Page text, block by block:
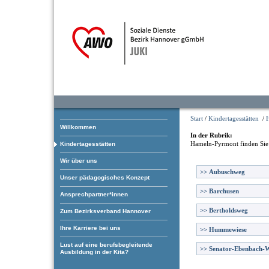
Willkommen
Kindertagesstätten
Wir über uns
Unser pädagogisches Konzept
Ansprechpartner*innen
Zum Bezirksverband Hannover
Ihre Karriere bei uns
Lust auf eine berufsbegleitende
Ausbildung in der Kita?
Start / Kindertagesstätten /
In der Rubrik:
Hameln-Pyrmont finden
>> Aubuschweg
>> Barchusen
>> Bertholdsweg
>> Hummewiese
>> Senator-Ebenbach-